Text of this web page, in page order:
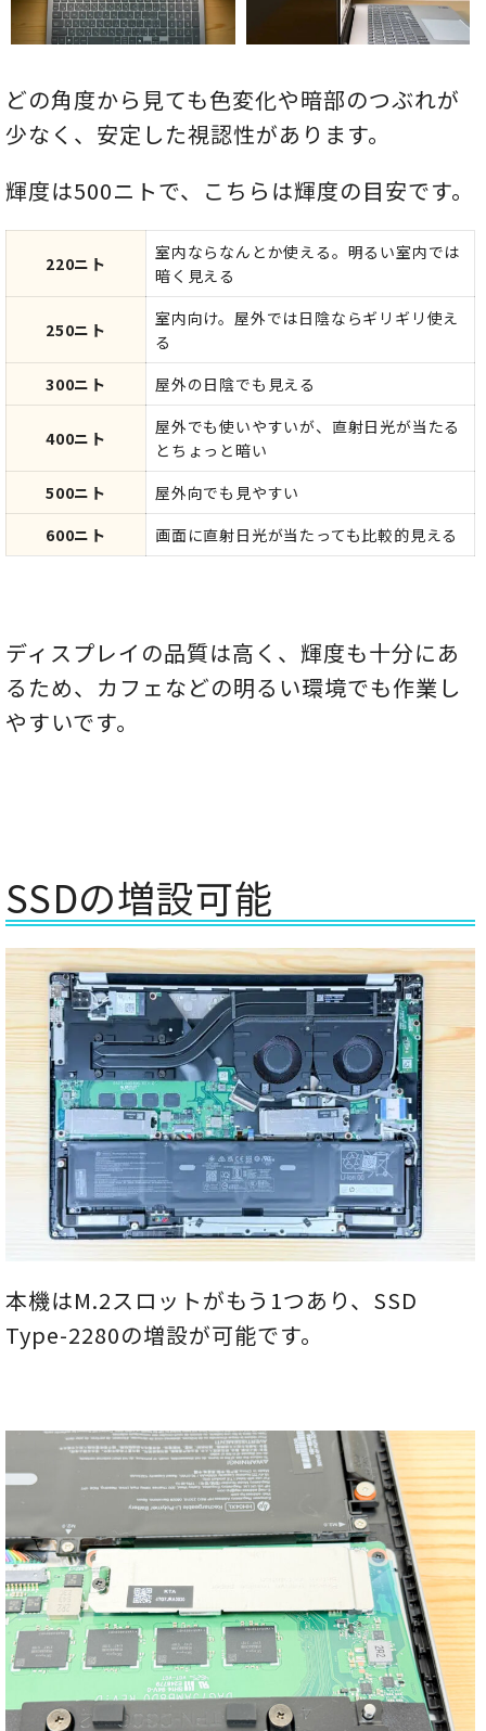
どの角度から見ても色変化や暗部のつぶれが
少なく、安定した視認性があります。
輝度は500ニトで、こちらは輝度の目安です。
220ニト
室内ならなんとか使える。明るい室内では
暗く見える
250ニト
室内向け。屋外では日陰ならギリギリ使え
る
300ニト
屋外の日陰でも見える
400ニト
屋外でも使いやすいが、直射日光が当たる
とちょっと暗い
500ニト
屋外向でも見やすい
600ニト
画面に直射日光が当たっても比較的見える
ディスプレイの品質は高く、輝度も十分にあ
るため、カフェなどの明るい環境でも作業し
やすいです。
SSDの増設可能
本機はM.2スロットがもう1つあり、SSD
Type-2280の増設が可能です。